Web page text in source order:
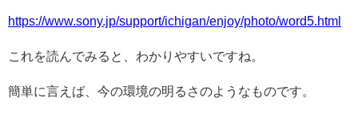
https://www.sony.jp/support/ichigan/enjoy/photo/word5.html
これを読んでみると、わかりやすいですね。
簡単に言えば、今の環境の明るさのようなものです。